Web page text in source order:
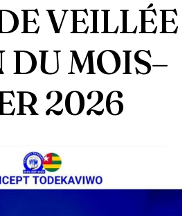
VEILLÉE
DU MOIS–
2026